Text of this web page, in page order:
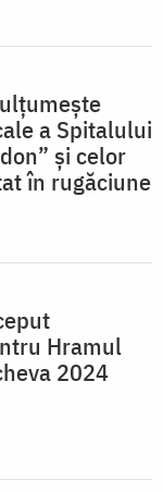
a Spitalului
și celor
în rugăciune
Hramul
2024